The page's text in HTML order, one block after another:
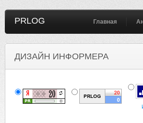
PRLOG Главная
ДИЗАЙН ИНФОРМЕРА